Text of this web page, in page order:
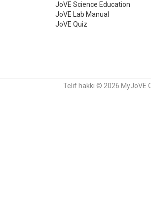
JoVE Science Education
JoVE Lab Manual
JoVE Quiz
Telif hakkı © 2026 MyJoVE